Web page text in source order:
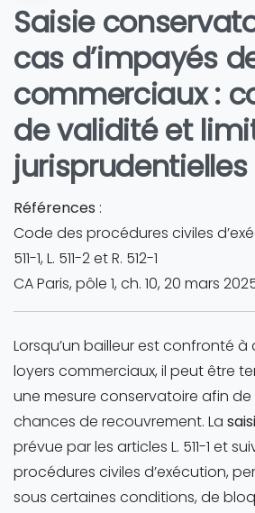
Saisie
cas d’impayés
commerciaux :
de validité et
jurisprudentielles
Références :
Code des procédures civiles
511-1, L. 511-2 et R. 512-1
CA Paris, pôle 1, ch. 10, 20 mars
Lorsqu’un bailleur est confronté
loyers commerciaux, il peut être
une mesure conservatoire afin de
chances de recouvrement. La
prévue par les articles L. 511-1 et
procédures civiles d’exécution,
sous certaines conditions, de